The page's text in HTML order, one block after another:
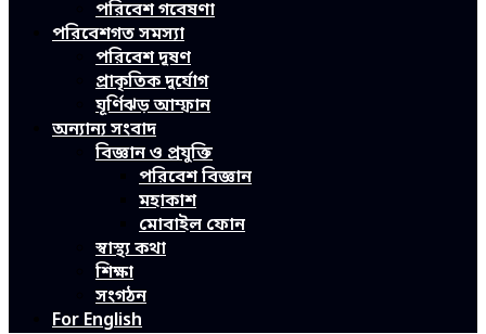
পরিবেশ গবেষণা
পরিবেশগত সমস্যা
পরিবেশ দূষণ
প্রাকৃতিক দুর্যোগ
ঘূর্ণিঝড় আম্ফান
অন্যান্য সংবাদ
বিজ্ঞান ও প্রযুক্তি
পরিবেশ বিজ্ঞান
মহাকাশ
মোবাইল ফোন
স্বাস্থ্য কথা
শিক্ষা
সংগঠন
For English